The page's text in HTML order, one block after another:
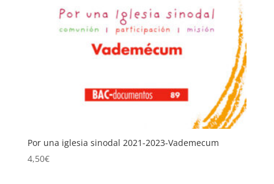
Por una iglesia sinodal 2021-2023-Vademecum
4,50€